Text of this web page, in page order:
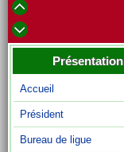
Présentation
Accueil
Président
Bureau de ligue